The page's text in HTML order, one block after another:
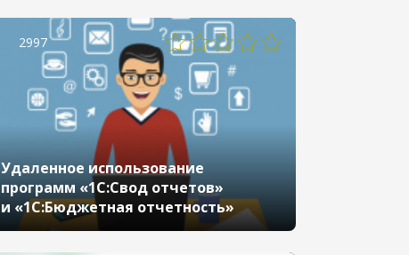
2997
Удаленное использование
программ «1С:Свод отчетов»
и «1С:Бюджетная отчетность»